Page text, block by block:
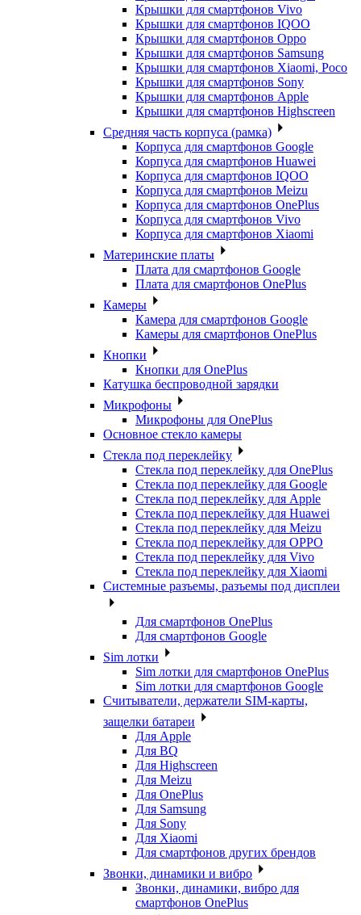
Крышки для смартфонов Vivo
Крышки для смартфонов IQOO
Крышки для смартфонов Oppo
Крышки для смартфонов Samsung
Крышки для смартфонов Xiaomi, Poco
Крышки для смартфонов Sony
Крышки для смартфонов Apple
Крышки для смартфонов Highscreen
Средняя часть корпуса (рамка)
Корпуса для смартфонов Google
Корпуса для смартфонов Huawei
Корпуса для смартфонов IQOO
Корпуса для смартфонов Meizu
Корпуса для смартфонов OnePlus
Корпуса для смартфонов Vivo
Корпуса для смартфонов Xiaomi
Материнские платы
Плата для смартфонов Google
Плата для смартфонов OnePlus
Камеры
Камера для смартфонов Google
Камеры для смартфонов OnePlus
Кнопки
Кнопки для OnePlus
Катушка беспроводной зарядки
Микрофоны
Микрофоны для OnePlus
Основное стекло камеры
Стекла под переклейку
Стекла под переклейку для OnePlus
Стекла под переклейку для Google
Стекла под переклейку для Apple
Стекла под переклейку для Huawei
Стекла под переклейку для Meizu
Стекла под переклейку для OPPO
Стекла под переклейку для Vivo
Стекла под переклейку для Xiaomi
Системные разъемы, разъемы под дисплеи
Для смартфонов OnePlus
Для смартфонов Google
Sim лотки
Sim лотки для смартфонов OnePlus
Sim лотки для смартфонов Google
Считыватели, держатели SIM-карты,
защелки батареи
Для Apple
Для BQ
Для Highscreen
Для Meizu
Для OnePlus
Для Samsung
Для Sony
Для Xiaomi
Для смартфонов других брендов
Звонки, динамики и вибро
Звонки, динамики, вибро для
смартфонов OnePlus